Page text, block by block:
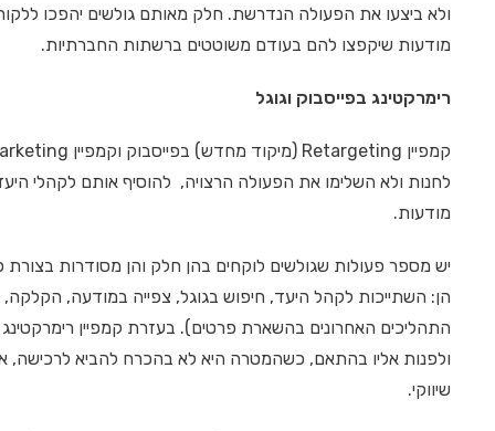
ולא ביצעו את הפעולה הנדרשת. חלק מאותם גולשים יהפכו
מודעות שיקפצו להם בעודם משוטטים ברשתות החברתיות.
רימרקטינג בפייסבוק וגוגל
לחנות ולא השלימו את הפעולה הרצויה, להוסיף אותם לקהלי
מודעות.
יש מספר פעולות שגולשים לוקחים בהן חלק והן מסודרות
הן: השתייכות לקהל היעד, חיפוש בגוגל, צפייה במודעה,
התהליכים האחרונים בהשארת פרטים). בעזרת קמפיין
ולפנות אליו בהתאם, כשהמטרה היא לא בהכרח להביא
שיווקי.